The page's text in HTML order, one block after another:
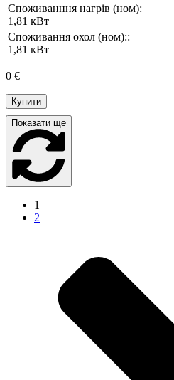
Споживанння нагрів (ном):
1,81 кВт
Споживання охол (ном)::
1,81 кВт
0 €
Купити
Показати ще
1
2